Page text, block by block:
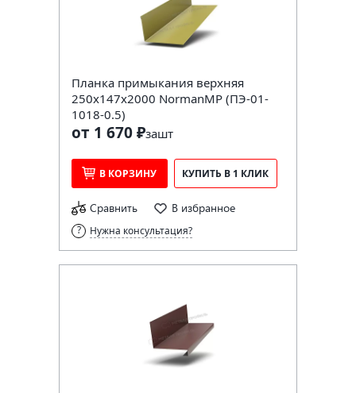
Планка примыкания верхняя
250х147х2000 NormanMP (ПЭ-01-
1018-0.5)
от 1 670 ₽зашт
В КОРЗИНУ КУПИТЬ В 1 КЛИК
Сравнить В избранное
Нужна консультация?